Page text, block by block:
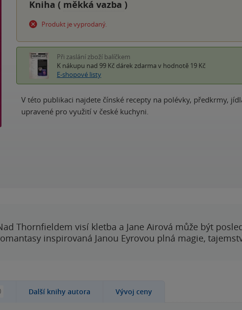
Kniha ( měkká vazba )
Produkt je vyprodaný.
Při zaslání zboží balíčkem
K nákupu nad 99 Kč dárek zdarma v hodnotě 19 Kč
E-shopové listy
V této publikaci najdete čínské recepty na polévky, předkrmy,
upravené pro využití v české kuchyni.
Thornfieldem visí kletba a Jane Airová může být
inspirovaná Janou Eyrovou plná magie,
Další knihy autora Vývoj ceny